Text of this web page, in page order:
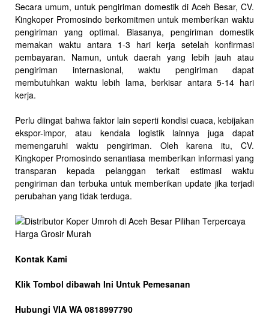
Secara umum, untuk pengiriman domestik di Aceh Besar, CV.
Kingkoper Promosindo berkomitmen untuk memberikan waktu
pengiriman yang optimal. Biasanya, pengiriman domestik
memakan waktu antara 1-3 hari kerja setelah konfirmasi
pembayaran. Namun, untuk daerah yang lebih jauh atau
pengiriman internasional, waktu pengiriman dapat
membutuhkan waktu lebih lama, berkisar antara 5-14 hari
kerja.
Perlu diingat bahwa faktor lain seperti kondisi cuaca, kebijakan
ekspor-impor, atau kendala logistik lainnya juga dapat
memengaruhi waktu pengiriman. Oleh karena itu, CV.
Kingkoper Promosindo senantiasa memberikan informasi yang
transparan kepada pelanggan terkait estimasi waktu
pengiriman dan terbuka untuk memberikan update jika terjadi
perubahan yang tidak terduga.
Kontak Kami
Klik Tombol dibawah Ini Untuk Pemesanan
Hubungi VIA WA 0818997790